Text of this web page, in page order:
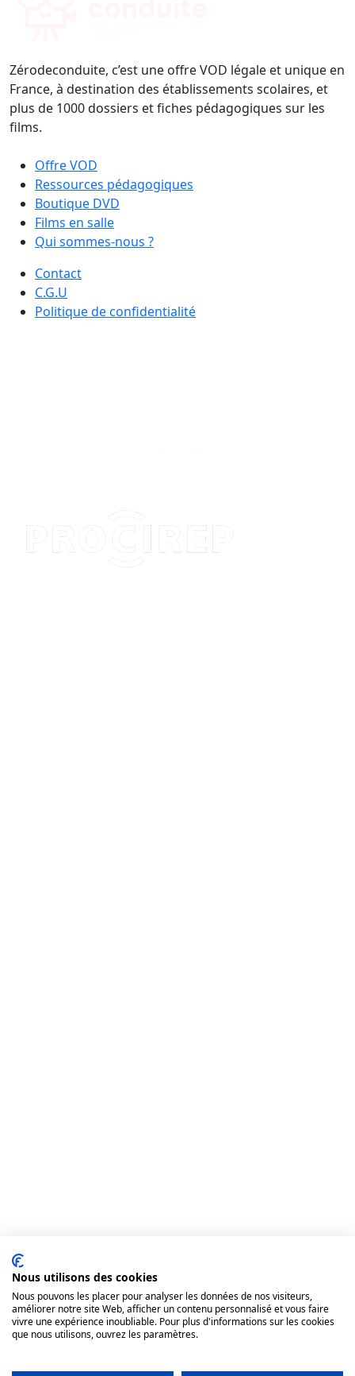
Zérodeconduite, c’est une offre VOD légale et unique en
France, à destination des établissements scolaires, et
plus de 1000 dossiers et fiches pédagogiques sur les
films.
Offre VOD
Ressources pédagogiques
Boutique DVD
Films en salle
Qui sommes-nous ?
Contact
C.G.U
Politique de confidentialité
Nous utilisons des cookies
Nous pouvons les placer pour analyser les données de nos visiteurs,
améliorer notre site Web, afficher un contenu personnalisé et vous faire
vivre une expérience inoubliable. Pour plus d'informations sur les cookies
que nous utilisons, ouvrez les paramètres.